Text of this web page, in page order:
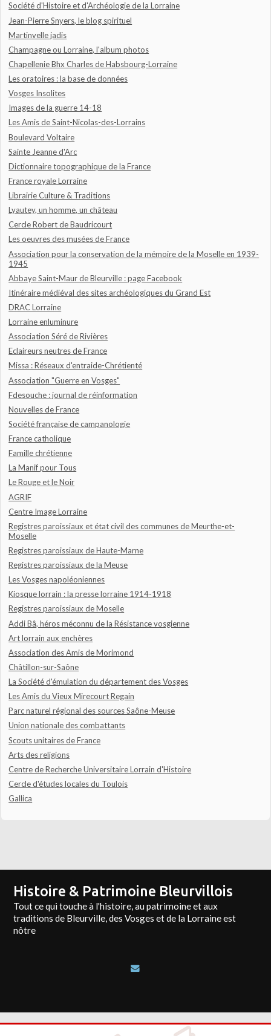
Société d'Histoire et d'Archéologie de la Lorraine
Jean-Pierre Snyers, le blog spirituel
Martinvelle jadis
Champagne ou Lorraine, l'album photos
Chapellenie Bhx Charles de Habsbourg-Lorraine
Les oratoires : la base de données
Vosges Insolites
Images de la guerre 14-18
Les Amis de Saint-Nicolas-des-Lorrains
Boulevard Voltaire
Sainte Jeanne d'Arc
Dictionnaire topographique de la France
France royale Lorraine
Librairie Culture & Traditions
Lyautey, un homme, un château
Cercle Robert de Baudricourt
Les oeuvres des musées de France
Association pour la conservation de la mémoire de la Moselle en 1939-
1945
Abbaye Saint-Maur de Bleurville : page Facebook
Itinéraire médiéval des sites archéologiques du Grand Est
DRAC Lorraine
Lorraine enluminure
Association Séré de Rivières
Eclaireurs neutres de France
Missa : Réseaux d'entraide-Chrétienté
Association "Guerre en Vosges"
Fdesouche : journal de réinformation
Nouvelles de France
Société française de campanologie
France catholique
Famille chrétienne
La Manif pour Tous
Le Rouge et le Noir
AGRIF
Centre Image Lorraine
Registres paroissiaux et état civil des communes de Meurthe-et-
Moselle
Registres paroissiaux de Haute-Marne
Registres paroissiaux de la Meuse
Les Vosges napoléoniennes
Kiosque lorrain : la presse lorraine 1914-1918
Registres paroissiaux de Moselle
Addi Bâ, héros méconnu de la Résistance vosgienne
Art lorrain aux enchères
Association des Amis de Morimond
Châtillon-sur-Saône
La Société d'émulation du département des Vosges
Les Amis du Vieux Mirecourt Regain
Parc naturel régional des sources Saône-Meuse
Union nationale des combattants
Scouts unitaires de France
Arts des religions
Centre de Recherche Universitaire Lorrain d'Histoire
Cercle d'études locales du Toulois
Gallica
Histoire & Patrimoine Bleurvillois
Tout ce qui touche à l'histoire, au patrimoine et aux
traditions de Bleurville, des Vosges et de la Lorraine est
nôtre